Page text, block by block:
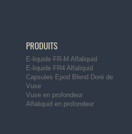
PRODUITS
E-liquide FR-M Alfaliquid
E-liquide FR4 Alfaliquid
Capsules Epod Blend Doré de
Vuse
Vuse en profondeur
Alfaliquid en profondeur